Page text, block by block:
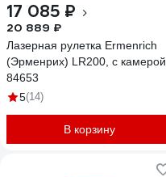
17 085 ₽
20 889 ₽
Лазерная рулетка Ermenrich
(Эрменрих) LR200, с камерой
84653
5(14)
В корзину